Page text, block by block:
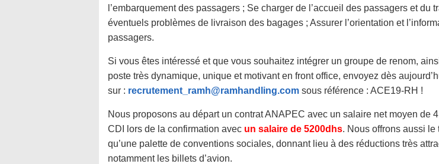
l’embarquement des passagers ; Se charger de l’accueil des passagers et du
éventuels problèmes de livraison des bagages ; Assurer l’orientation et
passagers.
Si vous êtes intéressé et que vous souhaitez intégrer un groupe de renom,
poste très dynamique, unique et motivant en front office, envoyez dès
sur : recrutement_ramh@ramhandling.com sous référence : ACE19-RH !
Nous proposons au départ un contrat ANAPEC avec un salaire net moyen de
CDI lors de la confirmation avec un salaire de 5200dhs. Nous offrons aussi le
qu’une palette de conventions sociales, donnant lieu à des réductions très
notamment les billets d’avion.